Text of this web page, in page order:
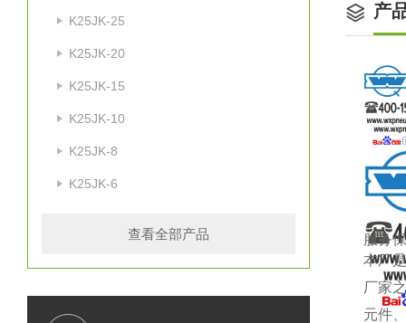
K25JK-25
K25JK-20
K25JK-15
K25JK-10
K25JK-8
K25JK-6
查看全部产品
产
服务
本厂
厂家
元件